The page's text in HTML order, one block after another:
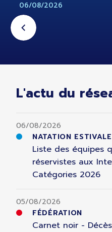
06/08/2026
L'actu du
06/08/2026
NATATION ESTIVALE
Liste des équipes
réservistes aux
Catégories 2026
05/08/2026
FÉDÉRATION
Carnet noir -